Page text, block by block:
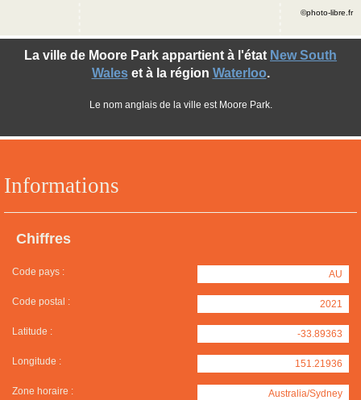
Informations
Chiffres
Code pays : AU
Code postal : 2021
Latitude : -33.89363
Longitude : 151.21936
Zone horaire : Australia/Sydney
La ville de Moore Park appartient à l'état New South
Waleset à la région Waterloo.
Le nom anglais de la ville est Moore Park.
©photo-libre.fr